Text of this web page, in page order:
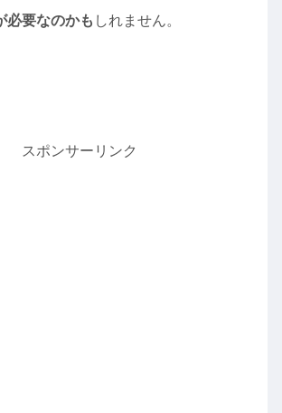
必要なのかも しれません。
スポンサーリンク